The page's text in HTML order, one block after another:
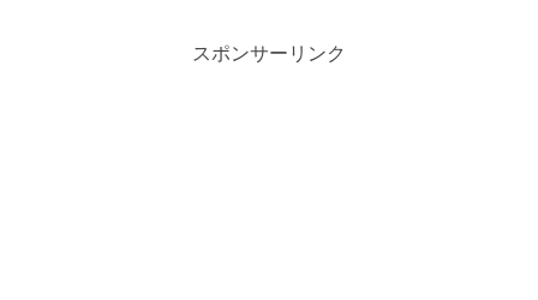
スポンサーリンク